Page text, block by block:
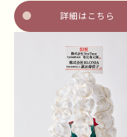
詳細はこちら